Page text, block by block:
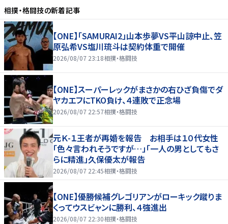
相撲・格闘技の新着記事
【ONE】「SAMURAI2」山本歩夢VS平山諒中止、笠
原弘希VS塩川琉斗は契約体重で開催
2026/08/07 23:18相撲・格闘技
【ONE】スーパーレックがまさかの右ひざ負傷でダ
ヤカエフにTKO負け、４連敗で正念場
2026/08/07 22:57相撲・格闘技
元Ｋ-１王者が再婚を報告 お相手は１０代女性
「色々言われそうですが…」「一人の男としてもさ
らに精進」久保優太が報告
2026/08/07 22:45相撲・格闘技
【ONE】優勝候補グレゴリアンがローキック蹴りま
くってウスビャンに勝利、４強進出
2026/08/07 22:30相撲・格闘技